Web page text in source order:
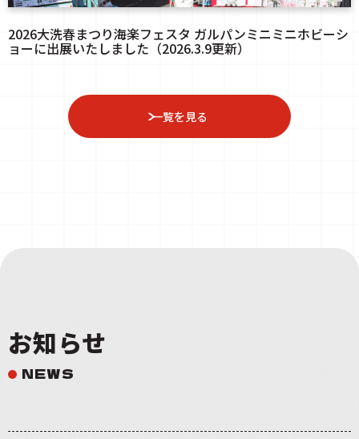
2026大洗春まつり海楽フェスタ ガルパンミニミニホビーシ
ョーに出展いたしました（2026.3.9更新）
一覧を見る
お知らせ
NEWS